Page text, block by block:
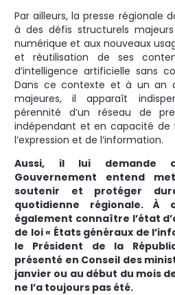
Par ailleurs, la presse régionale
à des défis structurels
numérique et aux nouveaux
et réutilisation de ses
d’intelligence artificielle sans
Dans ce contexte et à un an
majeures, il apparaît
pérennité d’un réseau de
indépendant et en capacité de
l’expression et de l’information.
Aussi, il lui demande
Gouvernement entend
soutenir et protéger
quotidienne régionale.
également connaître l’état
de loi « États généraux de
le Président de la
présenté en Conseil des
janvier ou au début du mois
ne l’a toujours pas été.